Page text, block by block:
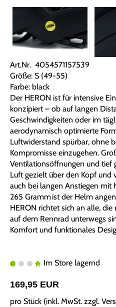
Art.Nr. 4054571157539
Größe: S (49-55)
Farbe: black
Der HERON ist für intensive
konzipiert – ob auf langen
Geschwindigkeiten oder im
aerodynamisch optimierte
Luftwiderstand spürbar, ohne
Kompromisse einzugehen.
Ventilationsöffnungen und tief
Luft gezielt über den Kopf
auch bei langen Anstiegen mit
265 Gramm ist der Helm
HERON richtet sich an alle,
auf dem Rennrad unterwegs
Komfort und funktionales
Im Store lagernd
169,95 EUR
pro Stück (inkl. MwSt. zzgl.